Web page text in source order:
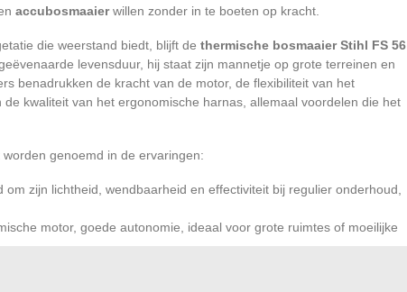
accubosmaaierwillen zonder in te boeten op kracht.
die weerstand biedt, blijft de thermische bosmaaier Stihl FS 56
levensduur, hij staat zijn mannetje op grote terreinen en
benadrukken de kracht van de motor, de flexibiliteit van het
kwaliteit van het ergonomische harnas, allemaal voordelen die het
genoemd in de ervaringen:
om zijn lichtheid, wendbaarheid en effectiviteit bij regulier onderhoud,
motor, goede autonomie, ideaal voor grote ruimtes of moeilijke